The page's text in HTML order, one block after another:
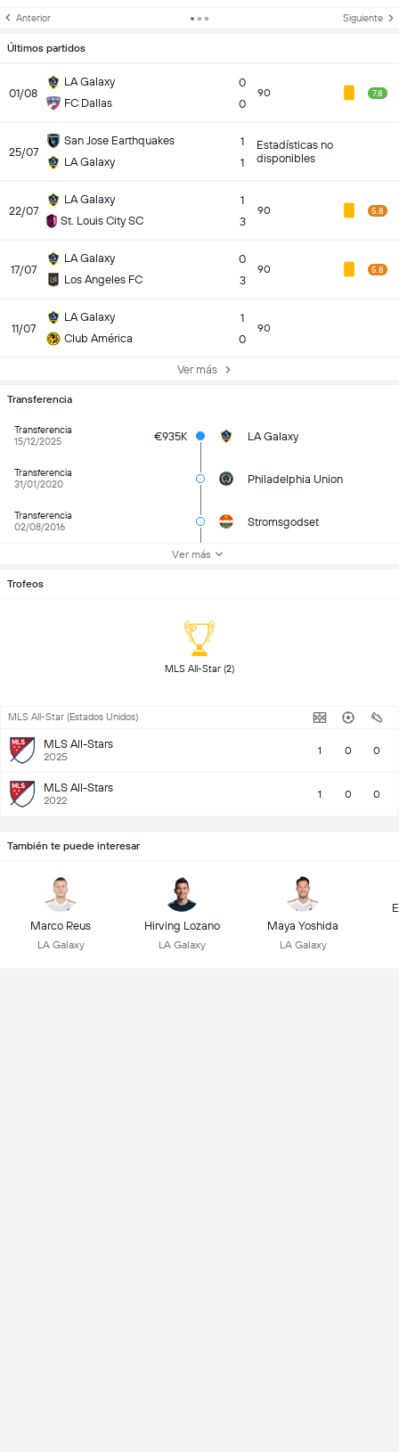
Anterior Siguiente
Últimos partidos
01/08
LA Galaxy
FC Dallas
0
0
90 7.8
25/07
San Jose Earthquakes
LA Galaxy
1
1
Estadísticas no
disponibles
22/07
LA Galaxy
St. Louis City SC
1
3
90 5.8
17/07
LA Galaxy
Los Angeles FC
0
3
90 5.8
11/07
LA Galaxy
Club América
1
0
90
Ver más
Transferencia
Transferencia
15/12/2025
€935K LA Galaxy
Transferencia
31/01/2020
Philadelphia Union
Transferencia
02/08/2016
Stromsgodset
Ver más
Trofeos
MLS All-Star (Estados Unidos)
MLS All-Stars
2025 1 0 0
MLS All-Stars
2022 1 0 0
También te puede interesar
Marco Reus
LA Galaxy
Hirving Lozano
LA Galaxy
Maya Yoshida
LA Galaxy